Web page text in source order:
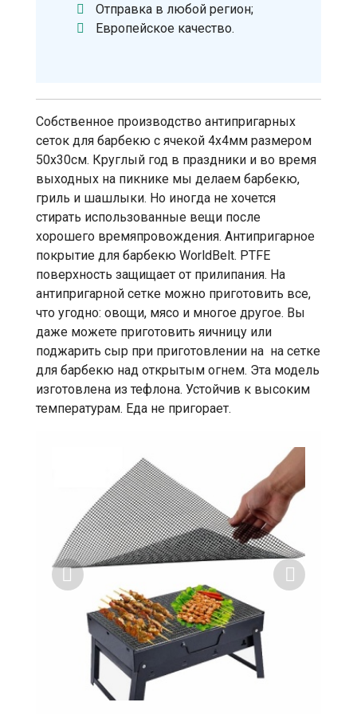
Отправка в любой регион;
Европейское качество.
Собственное производство антипригарных
сеток для барбекю с ячекой 4х4мм размером
50х30см. Круглый год в праздники и во время
выходных на пикнике мы делаем барбекю,
гриль и шашлыки. Но иногда не хочется
стирать использованные вещи после
хорошего времяпровождения. Антипригарное
покрытие для барбекю WorldBelt. PTFE
поверхность защищает от прилипания. На
антипригарной сетке можно приготовить все,
что угодно: овощи, мясо и многое другое. Вы
даже можете приготовить яичницу или
поджарить сыр при приготовлении на на сетке
для барбекю над открытым огнем. Эта модель
изготовлена ​​из тефлона. Устойчив к высоким
температурам. Еда не пригорает.